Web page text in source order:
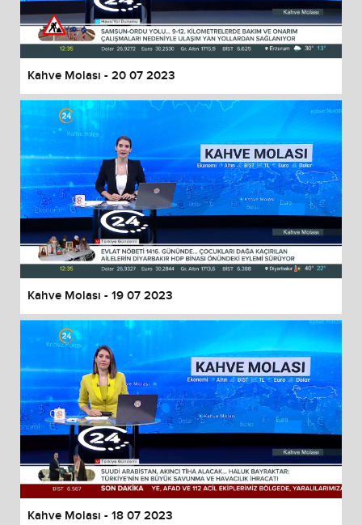
End of dialog window.
Kahve Molası - 20 07 2023
Kahve Molası - 19 07 2023
Kahve Molası - 18 07 2023